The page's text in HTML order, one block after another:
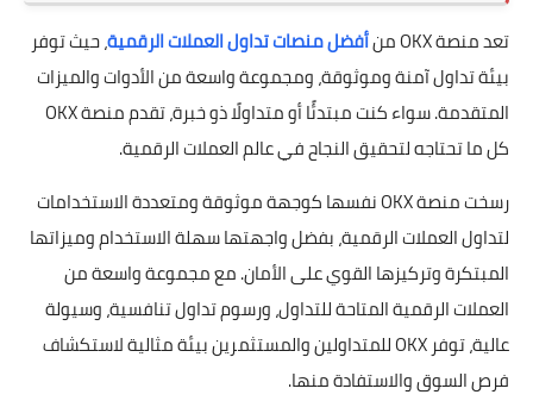
تعد منصة OKX من أفضل منصات تداول العملات الرقمية، حيث توفر
بيئة تداول آمنة وموثوقة، ومجموعة واسعة من الأدوات والميزات
المتقدمة. سواء كنت مبتدئًا أو متداولًا ذو خبرة، تقدم منصة OKX
كل ما تحتاجه لتحقيق النجاح في عالم العملات الرقمية.
رسخت منصة OKX نفسها كوجهة موثوقة ومتعددة الاستخدامات
لتداول العملات الرقمية، بفضل واجهتها سهلة الاستخدام وميزاتها
المبتكرة وتركيزها القوي على الأمان. مع مجموعة واسعة من
العملات الرقمية المتاحة للتداول، ورسوم تداول تنافسية، وسيولة
عالية، توفر OKX للمتداولين والمستثمرين بيئة مثالية لاستكشاف
فرص السوق والاستفادة منها.